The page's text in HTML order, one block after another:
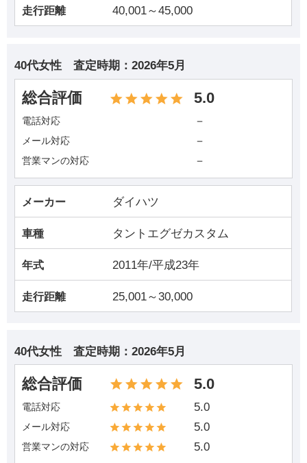
走行距離 40,001～45,000
40代女性 査定時期： 2026年5月
総合評価 5.0
電話対応 －
メール対応 －
営業マンの対応 －
メーカー ダイハツ
車種 タントエグゼカスタム
年式 2011年/平成23年
走行距離 25,001～30,000
40代女性 査定時期： 2026年5月
総合評価 5.0
電話対応 5.0
メール対応 5.0
営業マンの対応 5.0